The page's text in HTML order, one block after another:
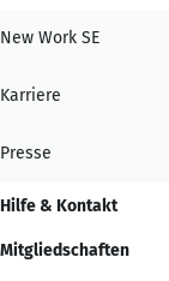
New Work SE
Karriere
Presse
Hilfe & Kontakt
Mitgliedschaften